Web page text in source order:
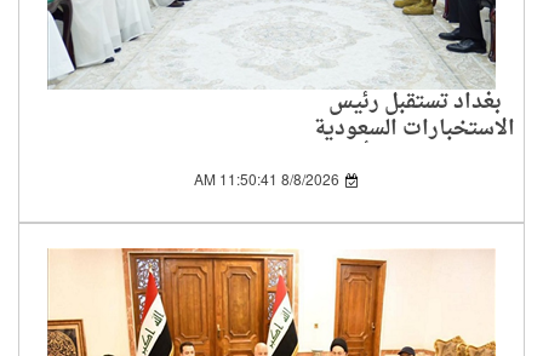
بغداد تستقبل رئيس
الاستخبارات السعودية
لبحث الملفات الأمنية
8/8/2026 11:50:41 AM